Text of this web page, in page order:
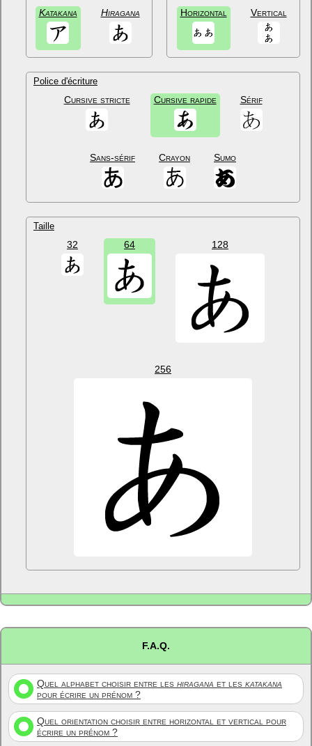
Katakana Hiragana Horizontal Vertical
Police d'écriture
Cursive stricte Cursive rapide Sérif
Sans-sérif Crayon Sumo
Taille
32 64 128
256
F.A.Q.
Quel alphabet choisir entre les hiragana et les katakana
pour écrire un prénom ?
Quel orientation choisir entre horizontal et vertical pour
écrire un prénom ?